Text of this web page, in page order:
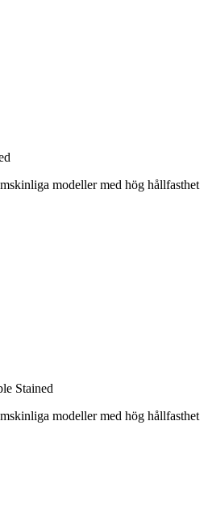
modeller med hög hållfasthet
Stained
modeller med hög hållfasthet